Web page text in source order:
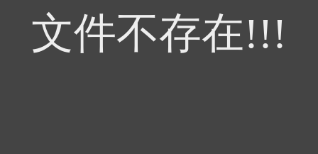
文件不存在!!!